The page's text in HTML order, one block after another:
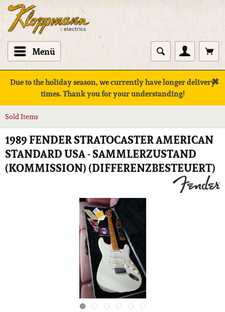
Menü
Due to the holiday season, we currently have longer delivery
times. Thank you for your understanding!
✖
Sold Items
1989 FENDER STRATOCASTER AMERICAN
STANDARD USA - SAMMLERZUSTAND
(KOMMISSION) (DIFFERENZBESTEUERT)